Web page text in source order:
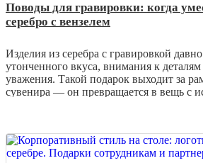
Поводы для гравировки: когда
серебро с вензелем
Изделия из серебра с гравировкой
утонченного вкуса, внимания к деталям
уважения. Такой подарок выходит за
сувенира — он превращается в вещь с
артефакт, несущий личный смысл.
подчеркивающим индивидуальность
рассмотрим, по каким поводам дарить
гравировкой уместно и даже